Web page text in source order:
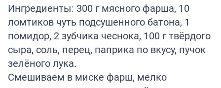
Ингредиенты: 300 г мясного фарша, 10
ломтиков чуть подсушенного батона, 1
помидор, 2 зубчика чеснока, 100 г твёрдого
сыра, соль, перец, паприка по вкусу, пучок
зелёного лука.
Смешиваем в миске фарш, мелко